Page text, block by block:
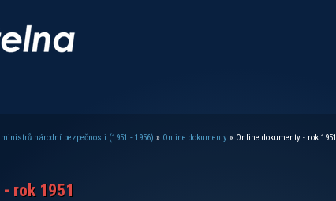
národní bezpečnosti (1951 - 1956) » Online dokumenty » Online dokumenty - rok 1951
rok 1951